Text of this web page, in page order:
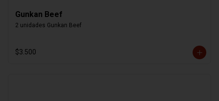
Gunkan Beef
2 unidades Gunkan Beef
$3.500